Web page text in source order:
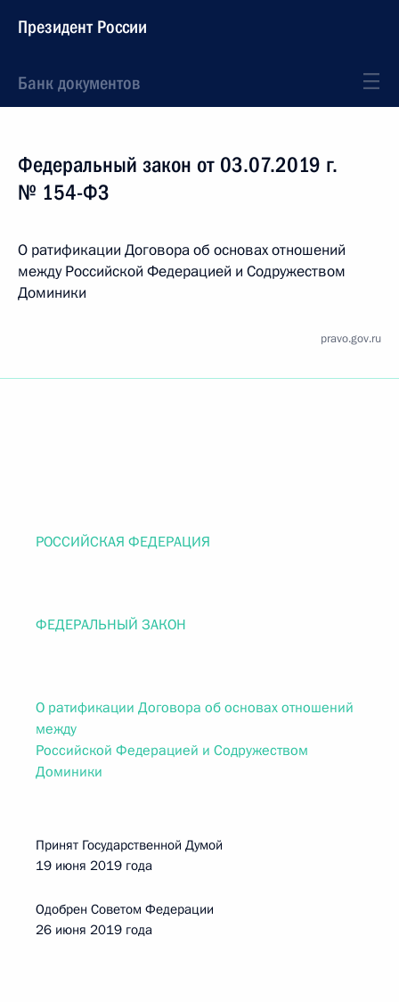
Президент России
Банк документов
Федеральный закон от 03.07.2019 г.
№ 154-ФЗ
О ратификации Договора об основах отношений
между Российской Федерацией и Содружеством
Доминики
pravo.gov.ru
РОССИЙСКАЯ ФЕДЕРАЦИЯ
ФЕДЕРАЛЬНЫЙ ЗАКОН
О ратификации Договора об основах отношений
между
Российской Федерацией и Содружеством
Доминики
Принят Государственной Думой
19 июня 2019 года
Одобрен Советом Федерации
26 июня 2019 года